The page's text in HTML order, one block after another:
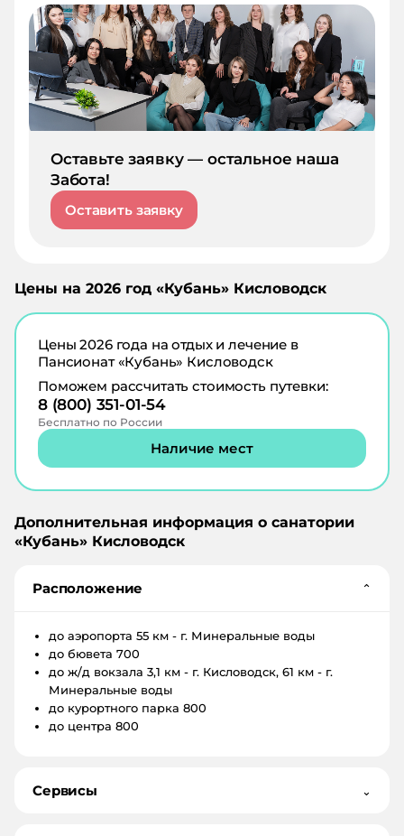
Оставьте заявку — остальное наша
Забота!
Оставить заявку
Цены на 2026 год «Кубань» Кисловодск
Цены2026года на отдых и лечение в
Пансионат «Кубань» Кисловодск
Поможем рассчитать стоимость путевки:
8 (800) 351-01-54
Бесплатно по России
Наличие мест
Дополнительная информация о санатории
«Кубань» Кисловодск
Расположение ⌄
до аэропорта 55 км - г. Минеральные воды
до бювета 700
до ж/д вокзала 3,1 км - г. Кисловодск, 61 км - г.
Минеральные воды
до курортного парка 800
до центра 800
Сервисы ⌄